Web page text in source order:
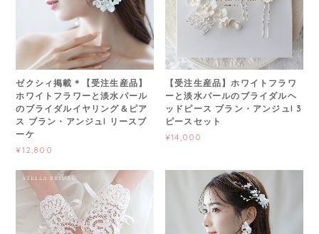
ゼクシィ掲載＊【受注生産品】
ホワイトフラワーと淡水パール
のブライダルイヤリング＆ピア
ス ブラン・アンジュI リースブ
ーケ
¥12,800
【受注生産品】ホワイトフラワ
ーと淡水パールのブライダルヘ
ッドピース ブラン・アンジュI 3
ピースセット
¥14,000